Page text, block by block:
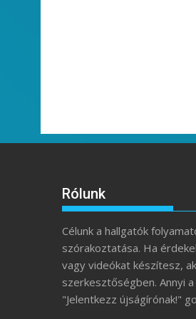
Rólunk
Célunk a hallgatók
szórakoztatása. Ha
vagy videókat készítesz,
szerkesztőségben. Annyi
"Jelentkezz újságírónak!"